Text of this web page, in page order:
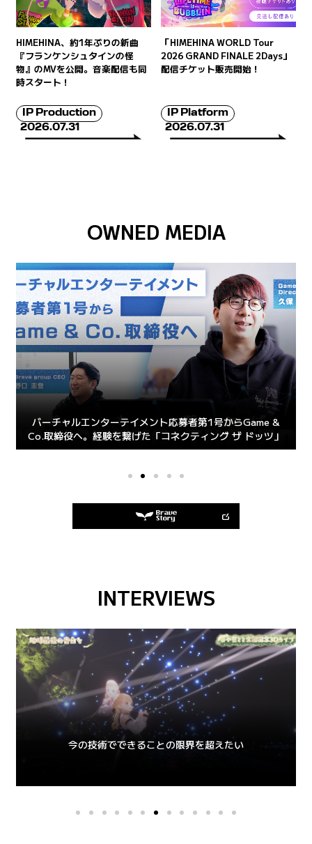
2026.07.31
IP Production
HIMEHINA、約1年ぶりの新曲
『フランケンシュタインの怪
物』のMVを公開。音楽配信も同
時スタート！
2026.07.31
IP Platform
「HIMEHINA WORLD Tour
2026 GRAND FINALE 2Days」
配信チケット販売開始！
OWNED MEDIA
バーチャルエンターテイメント応募者第1号からGame &
Co.取締役へ。経験を繋げた「コネクティング ザ ドッツ」
INTERVIEWS
今の技術でできることの限界を超えたい